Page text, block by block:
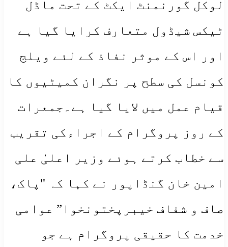
لوکل گورنمنٹ ایکٹ کے تحت ماڈل
ٹیکس شیڈول متعارف کرایا گیا ہے
اور اس کے موثر نفاذ کے لئے ویلج
کونسل کی سطح پر نگران کمیٹیوں کا
قیام عمل میں لایا گیا ہے۔جمعرات
کے روز پروگرام کے اجراءکی تقریب
سے خطاب کرتے ہوئے وزیر اعلیٰ علی
امین خان گنڈاپور نے کہا کہ "پاک،
صاف و شفاف خیبرپختونخوا” عوامی
خدمت کا حقیقی پروگرام ہے جو